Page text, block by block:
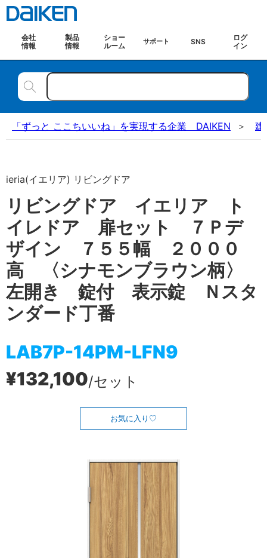
会社
情報
製品
情報
ショー
ルーム
サポート SNS
ログ
イン
「ずっと ここちいいね」を実現する企業 DAIKEN 建
ieria(イエリア) リビングドア
リビングドア イエリア ト
イレドア 扉セット ７Ｐデ
ザイン ７５５幅 ２０００
高 〈シナモンブラウン柄〉
左開き 錠付 表示錠 Ｎスタ
ンダード丁番
LAB7P-14PM-LFN9
¥132,100/セット
お気に入り